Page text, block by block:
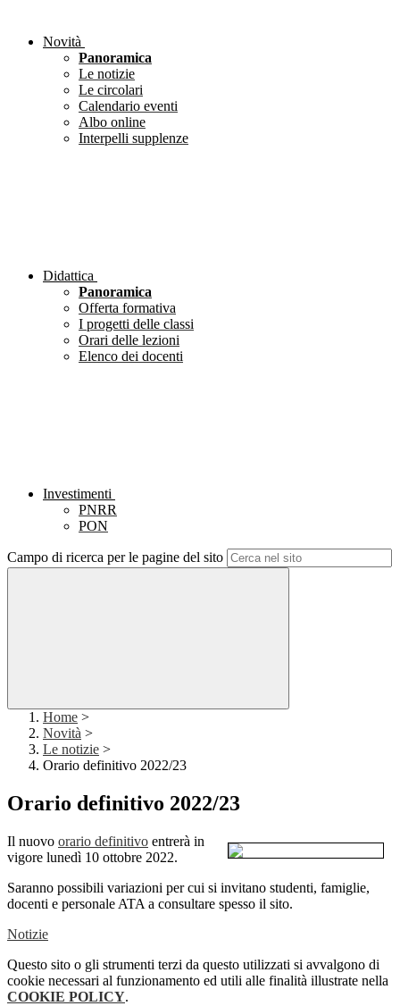
Novità
Panoramica
Le notizie
Le circolari
Calendario eventi
Albo online
Interpelli supplenze
Didattica
Panoramica
Offerta formativa
I progetti delle classi
Orari delle lezioni
Elenco dei docenti
Investimenti
PNRR
PON
Campo di ricerca per le pagine del sito
Home >
Novità >
Le notizie >
Orario definitivo 2022/23
Orario definitivo 2022/23
Il nuovo orario definitivo entrerà in
vigore lunedì 10 ottobre 2022.
Saranno possibili variazioni per cui si invitano studenti, famiglie,
docenti e personale ATA a consultare spesso il sito.
Notizie
Questo sito o gli strumenti terzi da questo utilizzati si avvalgono di
cookie necessari al funzionamento ed utili alle finalità illustrate nella
COOKIE POLICY.